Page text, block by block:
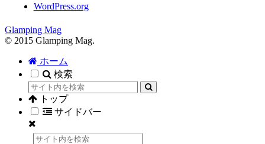
WordPress.org
Glamping Mag
© 2015 Glamping Mag.
ホーム
検索
トップ
サイドバー